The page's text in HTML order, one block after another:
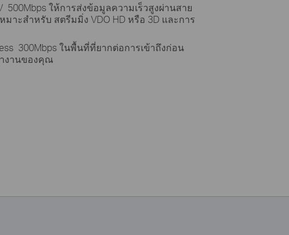
500Mbps ให้การส่งข้อมูลความเร็วสูงผ่านสาย
าะสำหรับ สตรีมมิ่ง VDO HD หรือ 3D และการ
300Mbps ในพื้นที่ที่ยากต่อการเข้าถึงก่อน
งานของคุณ